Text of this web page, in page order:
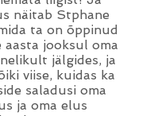
näitab Stphane
ta on õppinud
aasta jooksul oma
jälgides, ja
viise, kuidas ka
saladusi oma
ja oma elus